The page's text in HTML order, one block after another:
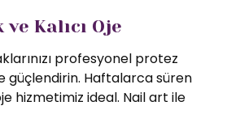
Kalıcı Oje
profesyonel protez
güçlendirin. Haftalarca süren
hizmetimiz ideal. Nail art ile